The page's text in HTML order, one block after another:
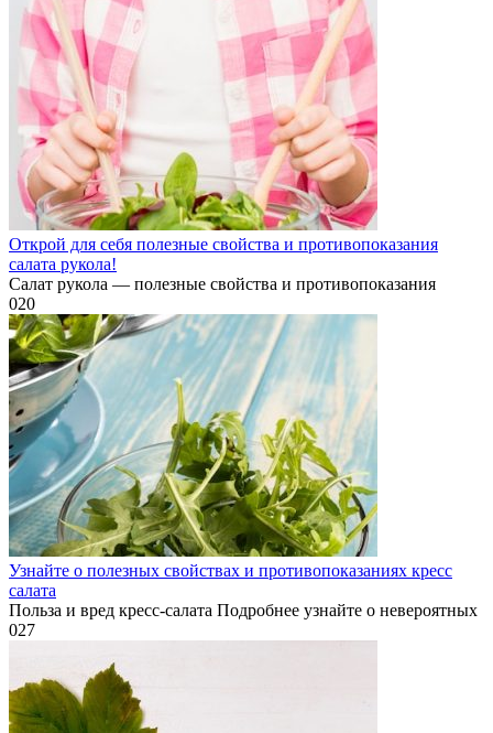
Открой для себя полезные свойства и противопоказания
салата рукола!
Салат рукола — полезные свойства и противопоказания
020
Узнайте о полезных свойствах и противопоказаниях кресс
салата
Польза и вред кресс-салата Подробнее узнайте о невероятных
027